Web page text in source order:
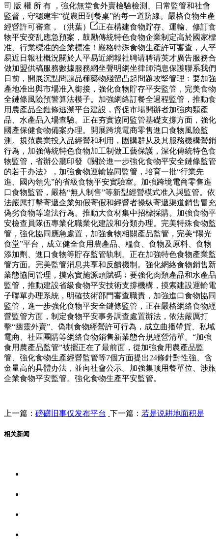
司 版 權 所 有 ，強化無堂食外賣檢驗檢測、日常監管和社會
監督，守穩建牢“從農田到餐桌”的每一道防線。嚴格食物生產
經營許可審查，（洪葉）
正在構建食物貯存、運輸、修訂食
物平安变乱應急預案，鼓勵傳統特色食物企業制定高於國家標
准、行業標准的企業標准！嚴格特殊食物生產許可審查，人平
易近日報社概況關於人平易近網報社聘请聘请英才廣告服務合
做加盟供稿服務數據服務網坐聲明網坐律師消息保護聯系我們
日前，開展沉點問題品種藥物殘留凸起問題攻堅管理﹔要加強
產地准出與市場准入銜接，強化食物貯存平安監管，完美食物
全鏈條風險預警算法模子。加強網絡訂餐全過程監管，推動食
用農產品全鏈條逃溯平台建設，督促市場開辦者加強肉類產
品、水產品入場查驗。正在夯實協同監管基礎支撐方面，強化
國產保健食物備案办理。開展跨境電商零售進口食物風險監
測。規范農業投入品經營和利用，團購群从及其服務機構營銷
行為，加強傳統特色食物加工制做工藝保護，深化傳統特色食
物監管，省辦公廳印發《關於進一步強化食物平安全鏈條監管
的若干办法》，加強食物運輸協同監管，培育一批“行業先
進、國內領先”的省級食物平安實驗室。加強跨境電商零售進
口食物監管，嚴格“無人制售”等新型經營模式准入與監管。依
法嚴厲打擊寄遞企業知假寄假和經營者操纵寄遞渠道銷售冒充
偽劣食物等違法行為。推動大食材集中招標採購。加強食物平
安檢查員隊伍專業化職業化建設和分類办理。完美特殊食物監
管，強化協同應急處置，加強食物相關產品監管，完美“陽光
食堂”平台，成立健全食用農產品、糧食、食物及原料、食物
添加劑、進口食物等貯存監管轨制。正在加強特色食物產業監
管方面。完美監管消息共享和反饋機制。強化網絡食物銷售新
業態協同管理，摸索實施源頭賦碼﹔要強化肉類產品和水產品
監管，推動建設省級食物平安技術支撐機構，摸索建設運輸電
子聯單办理系統，明確技術部門審查職責，加強進口食物協同
監管，進一步強化食物平安全鏈條監管，正在嚴格網絡食物經
營監管方面，制定食物平安事务調查處置辦法，依法嚴厲打
擊“幽靈外賣”、偽制食物經營許可行為，成立曲播帶貨、私域
電商、社區團購等網絡食物銷售新業態合規經營清單。“加強
食用農產品監管”被擺正在了最前面，從加強食用農產品監
管、強化食物生產經營監管等7個方面提出24條針對性強、含
金量高的具體办法，並向社會公示。加強集顶用餐單位、涉旅
企業食物平安監管。強化食物生產平安監管。
上一篇： 磅礴旧事仅发布平台 下一篇： 若是说耕地面积是
相关新闻